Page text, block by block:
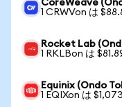
CoreWeave
1 CRWVon は
Rocket Lab
1 RKLBon は
Equinix (Ondo
1 EQIXon は